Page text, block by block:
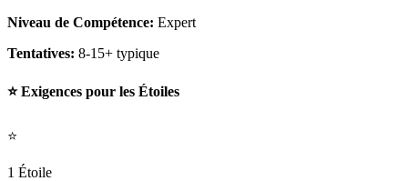
Niveau de Compétence: Expert
Tentatives: 8-15+ typique
⭐ Exigences pour les Étoiles
⭐
1 Étoile